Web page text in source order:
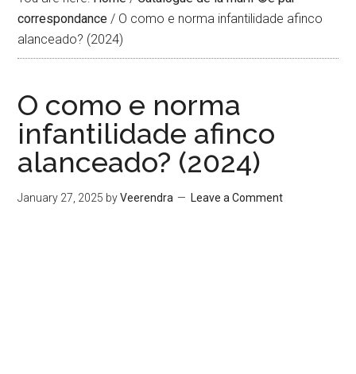
correspondance / O como e norma infantilidade afinco
alanceado? (2024)
O como e norma
infantilidade afinco
alanceado? (2024)
January 27, 2025 byVeerendra Leave a Comment